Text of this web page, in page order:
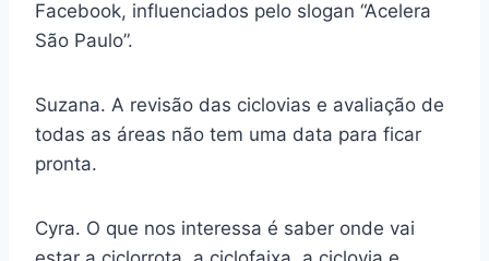
Facebook, influenciados pelo slogan “Acelera
São Paulo”.
Suzana. A revisão das ciclovias e avaliação de
todas as áreas não tem uma data para ficar
pronta.
Cyra. O que nos interessa é saber onde vai